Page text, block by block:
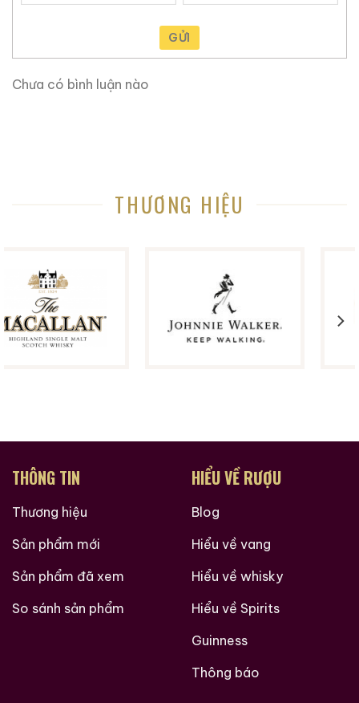
tạo điểm nhấn cho nắp vặn bằng nhôm màu vàng.
sâu sắc và bối cảnh lịch sử mà hương vị và chất lượng
độc đáo của nó cũng được đa số người tiêu dùng yêu
thích.
GỬI
Chưa có bình luận nào
THƯƠNG HIỆU
THÔNG TIN
Thương hiệu
Sản phẩm mới
Sản phẩm đã xem
So sánh sản phẩm
HIỂU VỀ RƯỢU
Blog
Hiểu về vang
Hiểu về whisky
Hiểu về Spirits
Guinness
Thông báo